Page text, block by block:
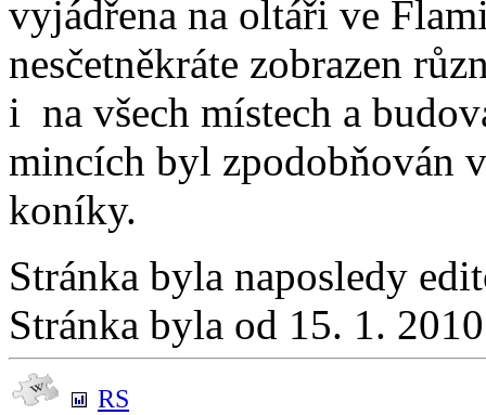
vyjádřena na oltáři ve
nesčetněkráte zobrazen
i na všech místech a
mincích byl zpodobňován
koníky.
Stránka byla naposledy
Stránka byla od 15. 1.
RS